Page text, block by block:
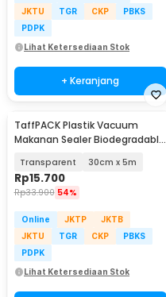
JKTU
TGR CKP
PBKS
PDPK
Lihat Ketersediaan Stok
+ Keranjang
TaffPACK Plastik Vacuum
Makanan Sealer Biodegradable
Transparent 30cm x 5m
Rp15.700
Rp33.900 54%
Online JKTP
JKTB
JKTU
TGR CKP
PBKS
PDPK
Lihat Ketersediaan Stok